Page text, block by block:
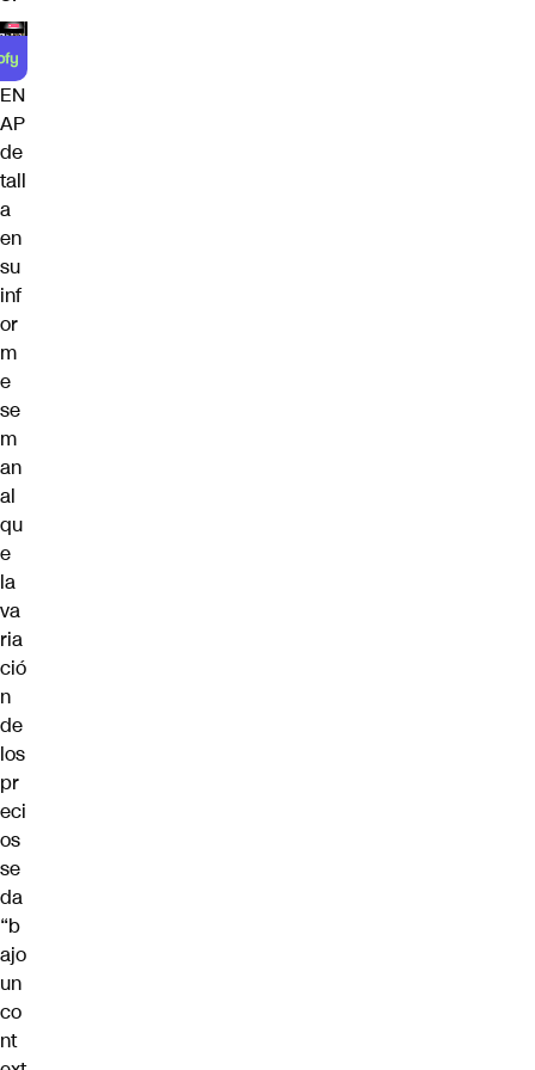
EN
AP
de
tall
a
en
su
inf
or
m
e
se
m
an
al
qu
e
la
va
ria
ció
n
de
los
pr
eci
os
se
da
“b
ajo
un
co
nt